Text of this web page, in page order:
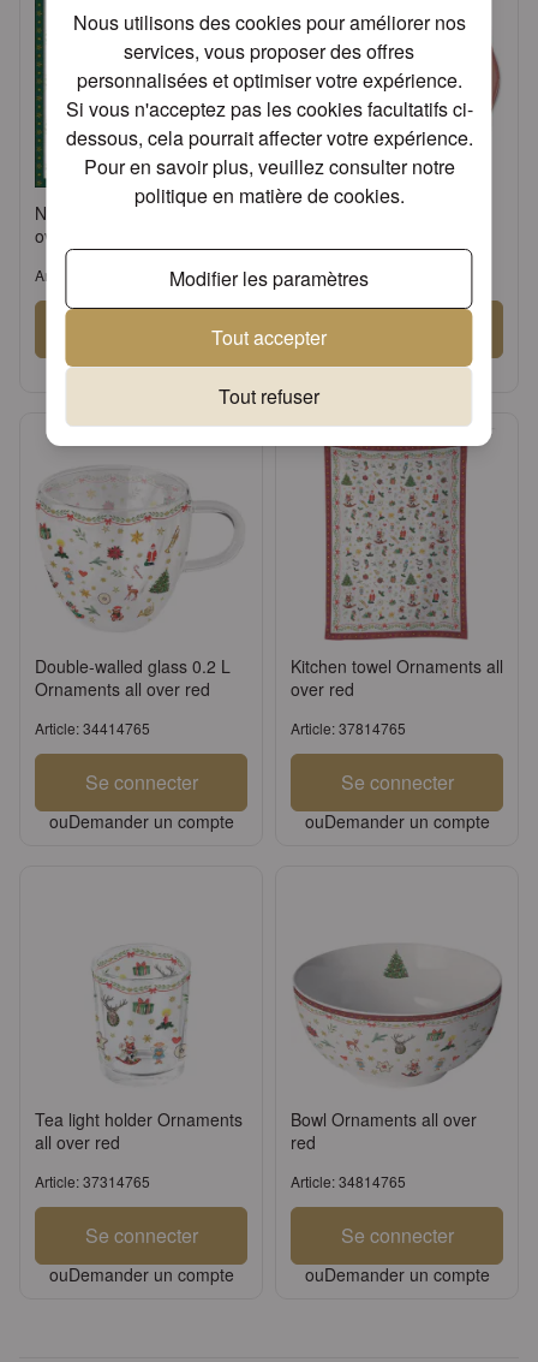
Nous utilisons des cookies pour améliorer nos
services, vous proposer des offres
personnalisées et optimiser votre expérience.
Si vous n'acceptez pas les cookies facultatifs ci-
dessous, cela pourrait affecter votre expérience.
Pour en savoir plus, veuillez consulter notre
politique en matière de cookies.
Modifier les paramètres
Tout accepter
Tout refuser
Napkin 33 Ornaments all
over green FSC Mix
Article: 33314766
ouDemander un compte
Article: 33714765
ouDemander un compte
Double-walled glass 0.2 L
Ornaments all over red
Article: 34414765
Se connecter
ouDemander un compte
Kitchen towel Ornaments all
over red
Article: 37814765
Se connecter
ouDemander un compte
Tea light holder Ornaments
all over red
Article: 37314765
Se connecter
ouDemander un compte
Bowl Ornaments all over
red
Article: 34814765
Se connecter
ouDemander un compte